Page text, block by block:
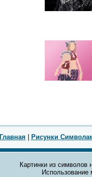
Главная Рисунки
Картинки из символов
Использование